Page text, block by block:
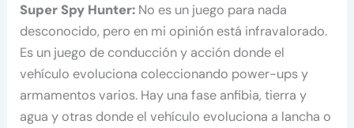
Super Spy Hunter: No es un juego para nada
desconocido, pero en mi opinión está infravalorado.
Es un juego de conducción y acción donde el
vehículo evoluciona coleccionando power-ups y
armamentos varios. Hay una fase anfibia, tierra y
agua y otras donde el vehículo evoluciona a lancha o